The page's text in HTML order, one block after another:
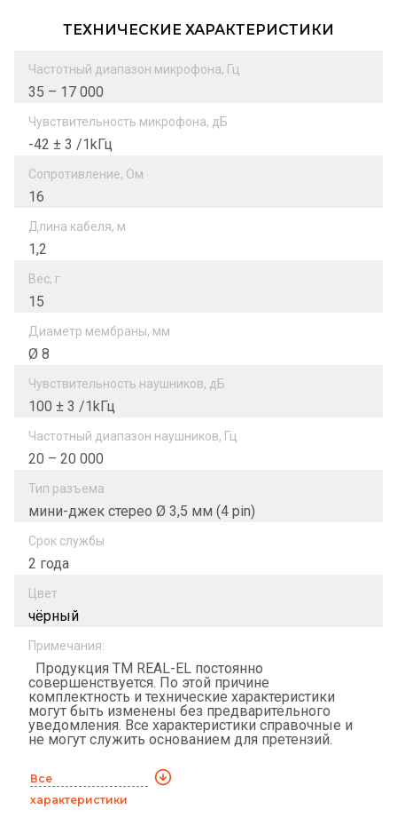
ТЕХНИЧЕСКИЕ ХАРАКТЕРИСТИКИ
Частотный диапазон микрофона, Гц
35 – 17 000
Чувствительность микрофона, дБ
-42 ± 3 /1kГц
Сопротивление, Ом
16
Длина кабеля, м
1,2
Вес, г
15
Диаметр мембраны, мм
Ø 8
Чувствительность наушников, дБ
100 ± 3 /1kГц
Частотный диапазон наушников, Гц
20 – 20 000
Тип разъема
мини-джек стерео Ø 3,5 мм (4 pin)
Срок службы
2 года
Цвет
чёрный
Примечания:
Продукция ТМ REAL-EL постоянно
совершенствуется. По этой причине
комплектность и технические характеристики
могут быть изменены без предварительного
уведомления. Все характеристики справочные и
не могут служить основанием для претензий.
Все
характеристики